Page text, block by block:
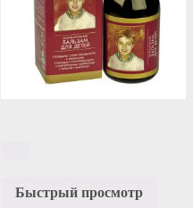
Быстрый просмотр